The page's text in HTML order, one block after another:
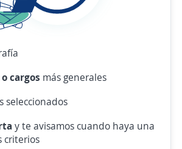
cargos más generales
seleccionados
y te avisamos cuando haya una
criterios